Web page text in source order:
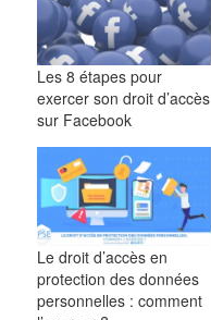
Les 8 étapes pour
exercer son droit d’accès
sur Facebook
Le droit d’accès en
protection des données
personnelles : comment